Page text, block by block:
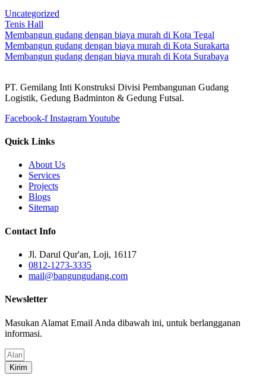
Uncategorized
Tenis Hall
Membangun gudang dengan biaya murah di Kota Tegal
Membangun gudang dengan biaya murah di Kota Surakarta
Membangun gudang dengan biaya murah di Kota Surabaya
PT. Gemilang Inti Konstruksi Divisi Pembangunan Gudang
Logistik, Gedung Badminton & Gedung Futsal.
Facebook-f InstagramYoutube
Quick Links
About Us
Services
Projects
Blogs
Sitemap
Contact Info
Jl. Darul Qur'an, Loji, 16117
0812-1273-3335
mail@bangungudang.com
Newsletter
Masukan Alamat Email Anda dibawah ini, untuk berlangganan
informasi.
Kirim